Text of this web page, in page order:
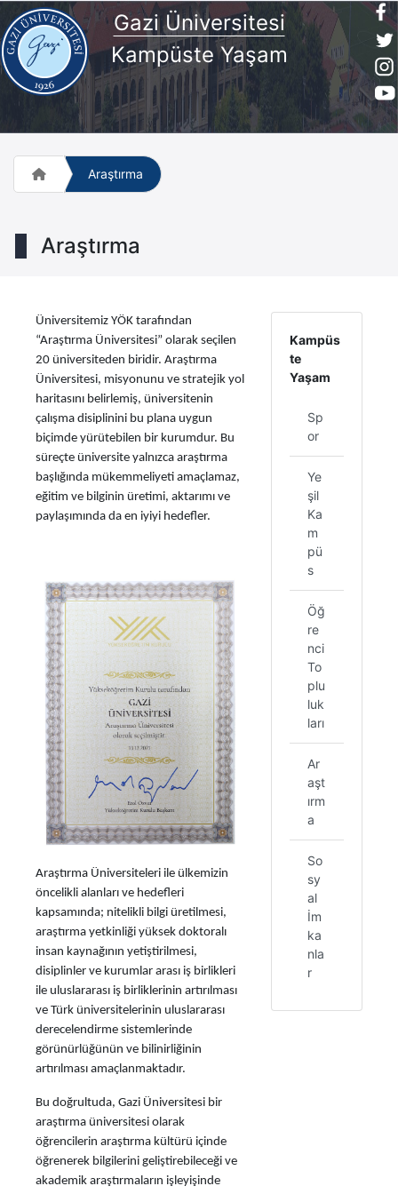
Gazi Üniversitesi
Kampüste Yaşam
Araştırma
Araştırma
Üniversitemiz YÖK tarafından
“Araştırma Üniversitesi” olarak seçilen
20 üniversiteden biridir. Araştırma
Üniversitesi, misyonunu ve stratejik yol
haritasını belirlemiş, üniversitenin
çalışma disiplinini bu plana uygun
biçimde yürütebilen bir kurumdur. Bu
süreçte üniversite yalnızca araştırma
başlığında mükemmeliyeti amaçlamaz,
eğitim ve bilginin üretimi, aktarımı ve
paylaşımında da en iyiyi hedefler.
Araştırma Üniversiteleri ile ülkemizin
öncelikli alanları ve hedefleri
kapsamında; nitelikli bilgi üretilmesi,
araştırma yetkinliği yüksek doktoralı
insan kaynağının yetiştirilmesi,
disiplinler ve kurumlar arası iş birlikleri
ile uluslararası iş birliklerinin artırılması
ve Türk üniversitelerinin uluslararası
derecelendirme sistemlerinde
görünürlüğünün ve bilinirliğinin
artırılması amaçlanmaktadır.
Bu doğrultuda, Gazi Üniversitesi bir
araştırma üniversitesi olarak
öğrencilerin araştırma kültürü içinde
öğrenerek bilgilerini geliştirebileceği ve
akademik araştırmaların işleyişinde
Kampüs
te
Yaşam
Sp
or
Ye
şil
Ka
m
pü
s
Öğ
re
nci
To
plu
luk
ları
Ar
aşt
ırm
a
So
sy
al
İm
ka
nla
r